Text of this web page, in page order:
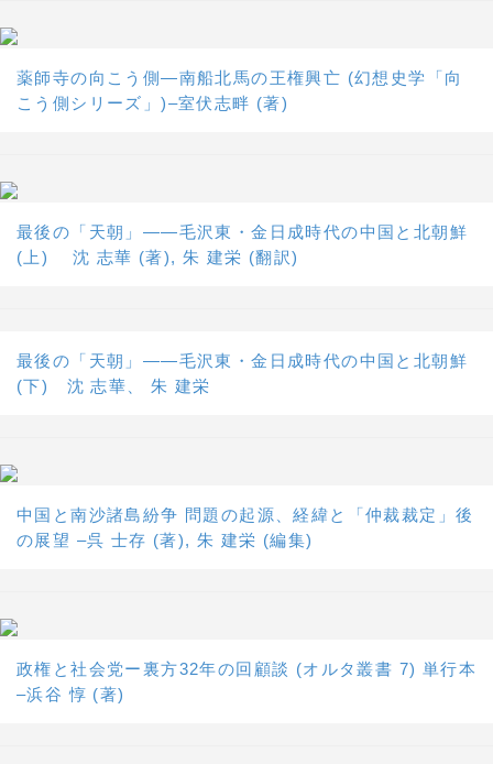
薬師寺の向こう側―南船北馬の王権興亡 (幻想史学「向
こう側シリーズ」)–室伏志畔 (著)
最後の「天朝」――毛沢東・金日成時代の中国と北朝鮮
(上) 沈 志華 (著), 朱 建栄 (翻訳)
最後の「天朝」――毛沢東・金日成時代の中国と北朝鮮
(下) 沈 志華、 朱 建栄
中国と南沙諸島紛争 問題の起源、経緯と「仲裁裁定」後
の展望 –呉 士存 (著), 朱 建栄 (編集)
政権と社会党ー裏方32年の回顧談 (オルタ叢書 7) 単行本
–浜谷 惇 (著)